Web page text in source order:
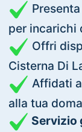
per incarichi
Offri
Cisterna Di
Affidati
alla tua
Servizio